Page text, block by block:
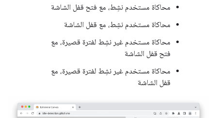
محاكاة مستخدم نشِط، مع فتح قفل الشاشة
محاكاة مستخدم نشِط، مع قفل الشاشة
محاكاة مستخدم غير نشِط لفترة قصيرة، مع
فتح قفل الشاشة
محاكاة مستخدم غير نشِط لفترة قصيرة، مع
قفل الشاشة